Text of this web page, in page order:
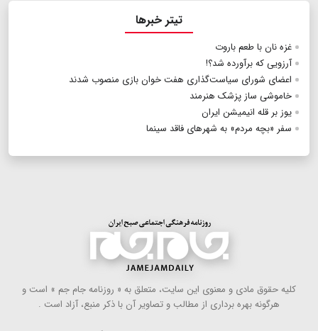
تیتر خبرها
غزه نان با طعم باروت
آرزویی که برآورده شد؟!
اعضای شورای سیاست‌گذاری هفت خوان بازی منصوب شدند
خاموشی ساز پزشک هنرمند
یوز بر قله انیمیشن ایران
سفر «بچه مردم» به شهرهای فاقد سینما
كلیه حقوق مادی و معنوی این سایت، متعلق به « روزنامه جام جم » است و
هرگونه بهره ‌برداری از مطالب و تصاویر آن با ذكر منبع، آزاد است .